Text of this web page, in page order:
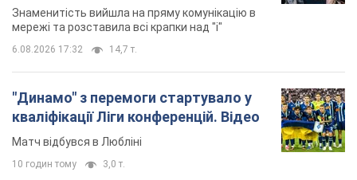
Знаменитість вийшла на пряму комунікацію в
мережі та розставила всі крапки над "і"
6.08.2026 17:32 14,7 т.
"Динамо" з перемоги стартувало у
кваліфікації Ліги конференцій. Відео
Матч відбувся в Любліні
10 годин тому 3,0 т.